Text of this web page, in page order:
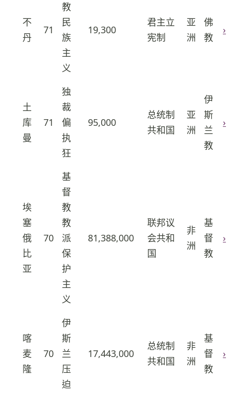
不
丹
71
教
民
族
主
义
19,300
君主立
宪制
亚
洲
佛
教
›
土
库
曼
71
独
裁
偏
执
狂
95,000
总统制
共和国
亚
洲
伊
斯
兰
教
›
埃
塞
俄
比
亚
70
基
督
教
教
派
保
护
主
义
81,388,000
联邦议
会共和
国
非
洲
基
督
教
›
喀
麦
隆
70
伊
斯
兰
压
迫
17,443,000
总统制
共和国
非
洲
基
督
教
›